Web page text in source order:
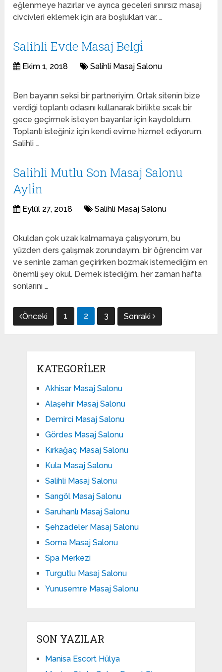
eğlenmeye hazırlar ve ayrıca geceleri sınırsız masaj
civcivleri eklemek için ara boşlukları var. …
Salihli Evde Masaj Belgi̇
Ekim 1, 2018 Salihli Masaj Salonu
Ben bayanın seksi bir partneriyim. Ortak sitenin bize
verdiği toplantı odasını kullanarak birlikte sıcak bir
gece geçirmek isteyen bayanlar için kaydoldum.
Toplantı isteğiniz için kendi evime hizmet ediyorum.
Salihli …
Salihli Mutlu Son Masaj Salonu
Ayli̇n
Eylül 27, 2018 Salihli Masaj Salonu
Okuldan çok uzak kalmamaya çalışıyorum, bu
yüzden ders çalışmak zorundayım, bir öğrencim var
ve seninle zaman geçirirken bozmak istemediğim en
önemli şey okul. Demek istediğim, her zaman hafta
sonlarını …
Yazı
gezinmesi
Önceki 1 2 3 Sonraki
KATEGORILER
Akhisar Masaj Salonu
Alaşehir Masaj Salonu
Demirci Masaj Salonu
Gördes Masaj Salonu
Kırkağaç Masaj Salonu
Kula Masaj Salonu
Salihli Masaj Salonu
Sarıgöl Masaj Salonu
Saruhanlı Masaj Salonu
Şehzadeler Masaj Salonu
Soma Masaj Salonu
Spa Merkezi
Turgutlu Masaj Salonu
Yunusemre Masaj Salonu
SON YAZILAR
Manisa Escort Hülya